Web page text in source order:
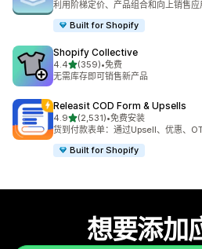
利用阶梯定价、产品组合和向上销售
Built for Shopify
Shopify Collective
4.4星（满分 5 星）
(359)
总共 359 条评论
•免费
无需库存即可销售新产品
Releasit COD Form & Upsells
4.9星（满分 5 星）
(2,531)
总共 2531 条评论
•免费安装
货到付款表单：通过Upsell、优惠、
Built for Shopify
想要添加